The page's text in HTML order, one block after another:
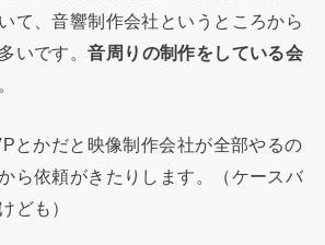
て、音響制作会社というところから
いです。音周りの制作をしている会
とかだと映像制作会社が全部やるの
ら依頼がきたりします。（ケースバ
ども）